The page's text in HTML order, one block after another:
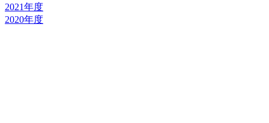
2021年度
2020年度